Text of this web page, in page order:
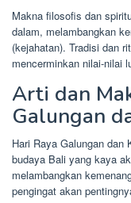
Makna filosofis dan
dalam, melambangkan
(kejahatan). Tradisi dan
mencerminkan nilai-nilai
Arti dan
Galungan
Hari Raya Galungan dan
budaya Bali yang kaya
melambangkan
pengingat akan